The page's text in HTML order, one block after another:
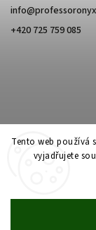
Tento web používá
vyjadřujete
info@
+420 725 759 085